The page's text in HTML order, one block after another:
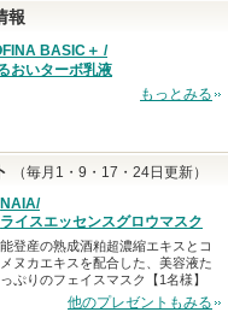
報
BASIC＋ /
おいターボ乳液
もっとみる
（毎月1・9・17・24日更新）
NAIA/
ライスエッセンスグロウマスク
能登産の熟成酒粕超濃縮エキスとコ
メヌカエキスを配合した、美容液た
っぷりのフェイスマスク【1名様】
他のプレゼントもみる